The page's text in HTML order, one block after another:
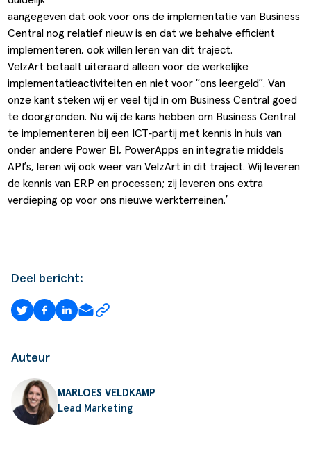
aangegeven dat ook voor ons de implementatie van Business
Central nog relatief nieuw is en dat we behalve efficiënt
implementeren, ook willen leren van dit traject.
VelzArt betaalt uiteraard alleen voor de werkelijke
implementatieactiviteiten en niet voor “ons leergeld”. Van
onze kant steken wij er veel tijd in om Business Central goed
te doorgronden. Nu wij de kans hebben om Business Central
te implementeren bij een ICT‑partij met kennis in huis van
onder andere Power BI, PowerApps en integratie middels
API’s, leren wij ook weer van VelzArt in dit traject. Wij leveren
de kennis van ERP en processen; zij leveren ons extra
verdieping op voor ons nieuwe werkterreinen.’
Deel bericht:
Auteur
MARLOES VELDKAMP
Lead Marketing